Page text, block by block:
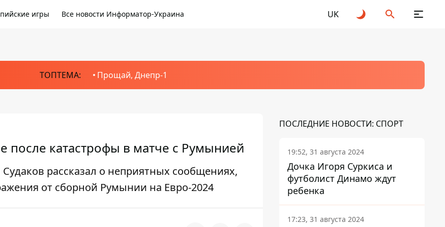
игры Все новости Информатор-Украина UK
ТОПТЕМА: Прощай, Днепр-1
после катастрофы в матче с Румынией
рассказал о неприятных сообщениях,
от сборной Румынии на Евро-2024
ПОСЛЕДНИЕ НОВОСТИ: СПОРТ
19:52, 31 августа 2024
Дочка Игоря Суркиса и
футболист Динамо ждут
ребенка
17:23, 31 августа 2024